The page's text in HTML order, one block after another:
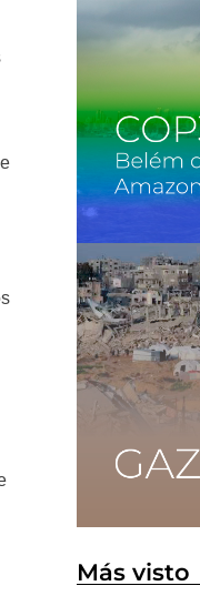
Más visto